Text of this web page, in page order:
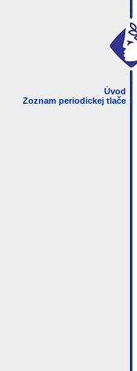
Úvod
Zoznam periodickej tlače